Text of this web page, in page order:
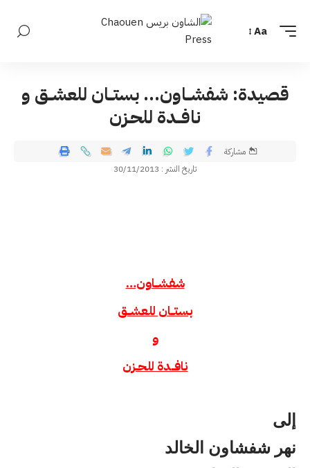
Aa
قصيدة: شفشــاون… بستــان للعشــق و
نافــدة للحـزن
تاريخ النشر : 30/11/2013
مشاركة
شفشــاون…
بستــان للعشــق
و
نافــدة للحـزن
إلى
نهر شفشاون الخالد